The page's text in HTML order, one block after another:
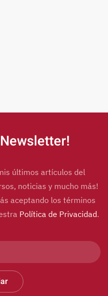
últimos artículos del
noticias y mucho más!
aceptando los términos
Política de Privacidad.